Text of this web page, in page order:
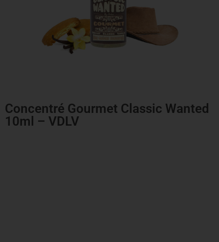
Concentré Gourmet Classic Wanted
10ml – VDLV